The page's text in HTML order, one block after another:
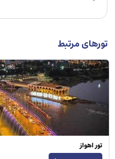
تورهای مرتبط
تور کیش